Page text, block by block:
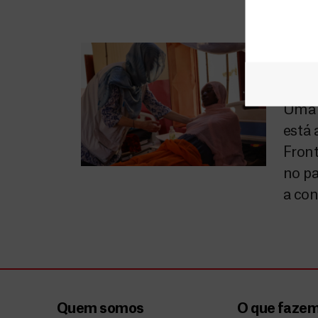
Uma
está
no
a
Quem somos O que